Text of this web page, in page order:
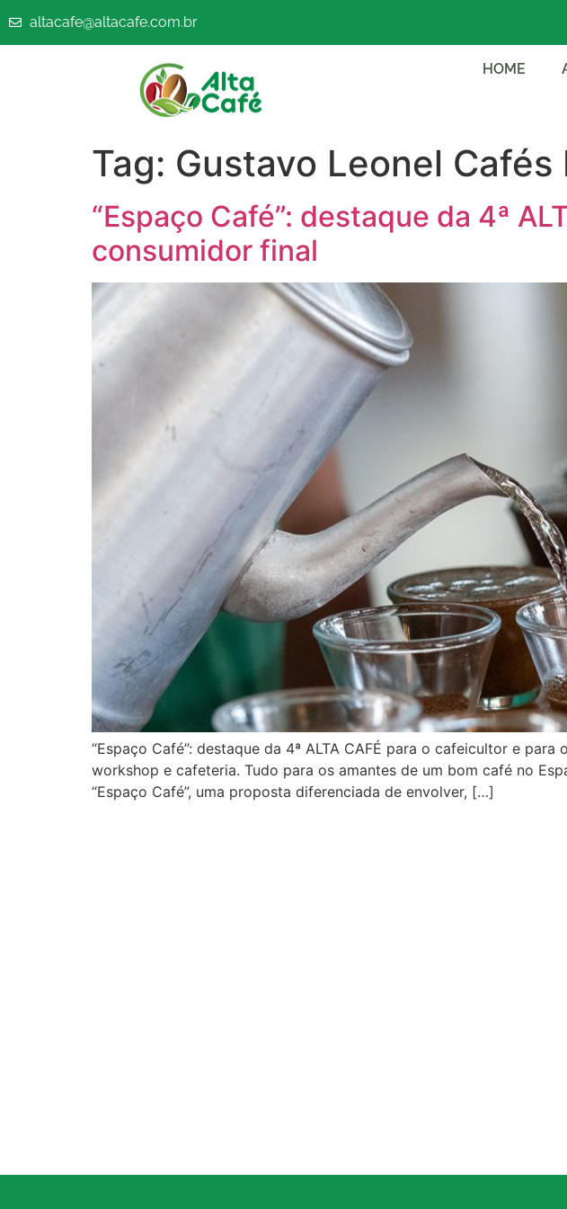
altacafe@altacafe.com.br
HOME
Tag: Gustavo Leonel Cafés
“Espaço Café”: destaque da 4ª
consumidor final
“Espaço Café”: destaque da 4ª ALTA CAFÉ para o cafeicultor e
workshop e cafeteria. Tudo para os amantes de um bom café no
“Espaço Café”, uma proposta diferenciada de envolver, […]